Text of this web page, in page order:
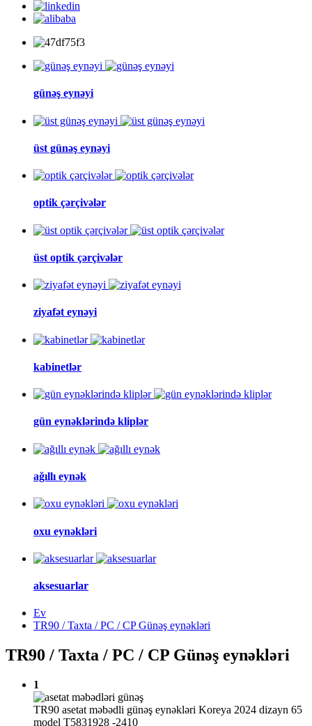
günəş eynəyi
üst günəş eynəyi
optik çərçivələr
üst optik çərçivələr
ziyafət eynəyi
kabinetlər
gün eynəklərində kliplər
ağıllı eynək
oxu eynəkləri
aksesuarlar
Ev
TR90 / Taxta / PC / CP Günəş eynəkləri
TR90 / Taxta / PC / CP Günəş eynəkləri
1
TR90 asetat məbədli günəş eynəkləri Koreya 2024 dizayn 65
model T5831928 -2410